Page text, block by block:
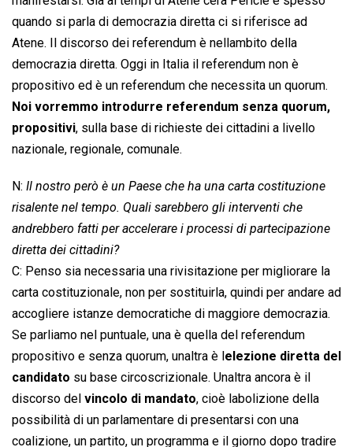
quando si parla di democrazia diretta ci si riferisce ad
Atene. Il discorso dei referendum è nellambito della
democrazia diretta. Oggi in Italia il referendum non è
propositivo ed è un referendum che necessita un quorum.
Noi vorremmo introdurre referendum senza quorum,
propositivi, sulla base di richieste dei cittadini a livello
nazionale, regionale, comunale.
N: Il nostro però è un Paese che ha una carta costituzione
risalente nel tempo. Quali sarebbero gli interventi che
andrebbero fatti per accelerare i processi di partecipazione
diretta dei cittadini?
C: Penso sia necessaria una rivisitazione per migliorare la
carta costituzionale, non per sostituirla, quindi per andare ad
accogliere istanze democratiche di maggiore democrazia.
Se parliamo nel puntuale, una è quella del referendum
propositivo e senza quorum, unaltra è l elezione diretta del
candidato su base circoscrizionale. Unaltra ancora è il
discorso del vincolo di mandato, cioè labolizione della
possibilità di un parlamentare di presentarsi con una
coalizione, un partito, un programma e il giorno dopo tradire